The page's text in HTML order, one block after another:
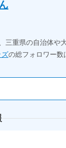
三重県の自治体や
ズの総フォロワー数